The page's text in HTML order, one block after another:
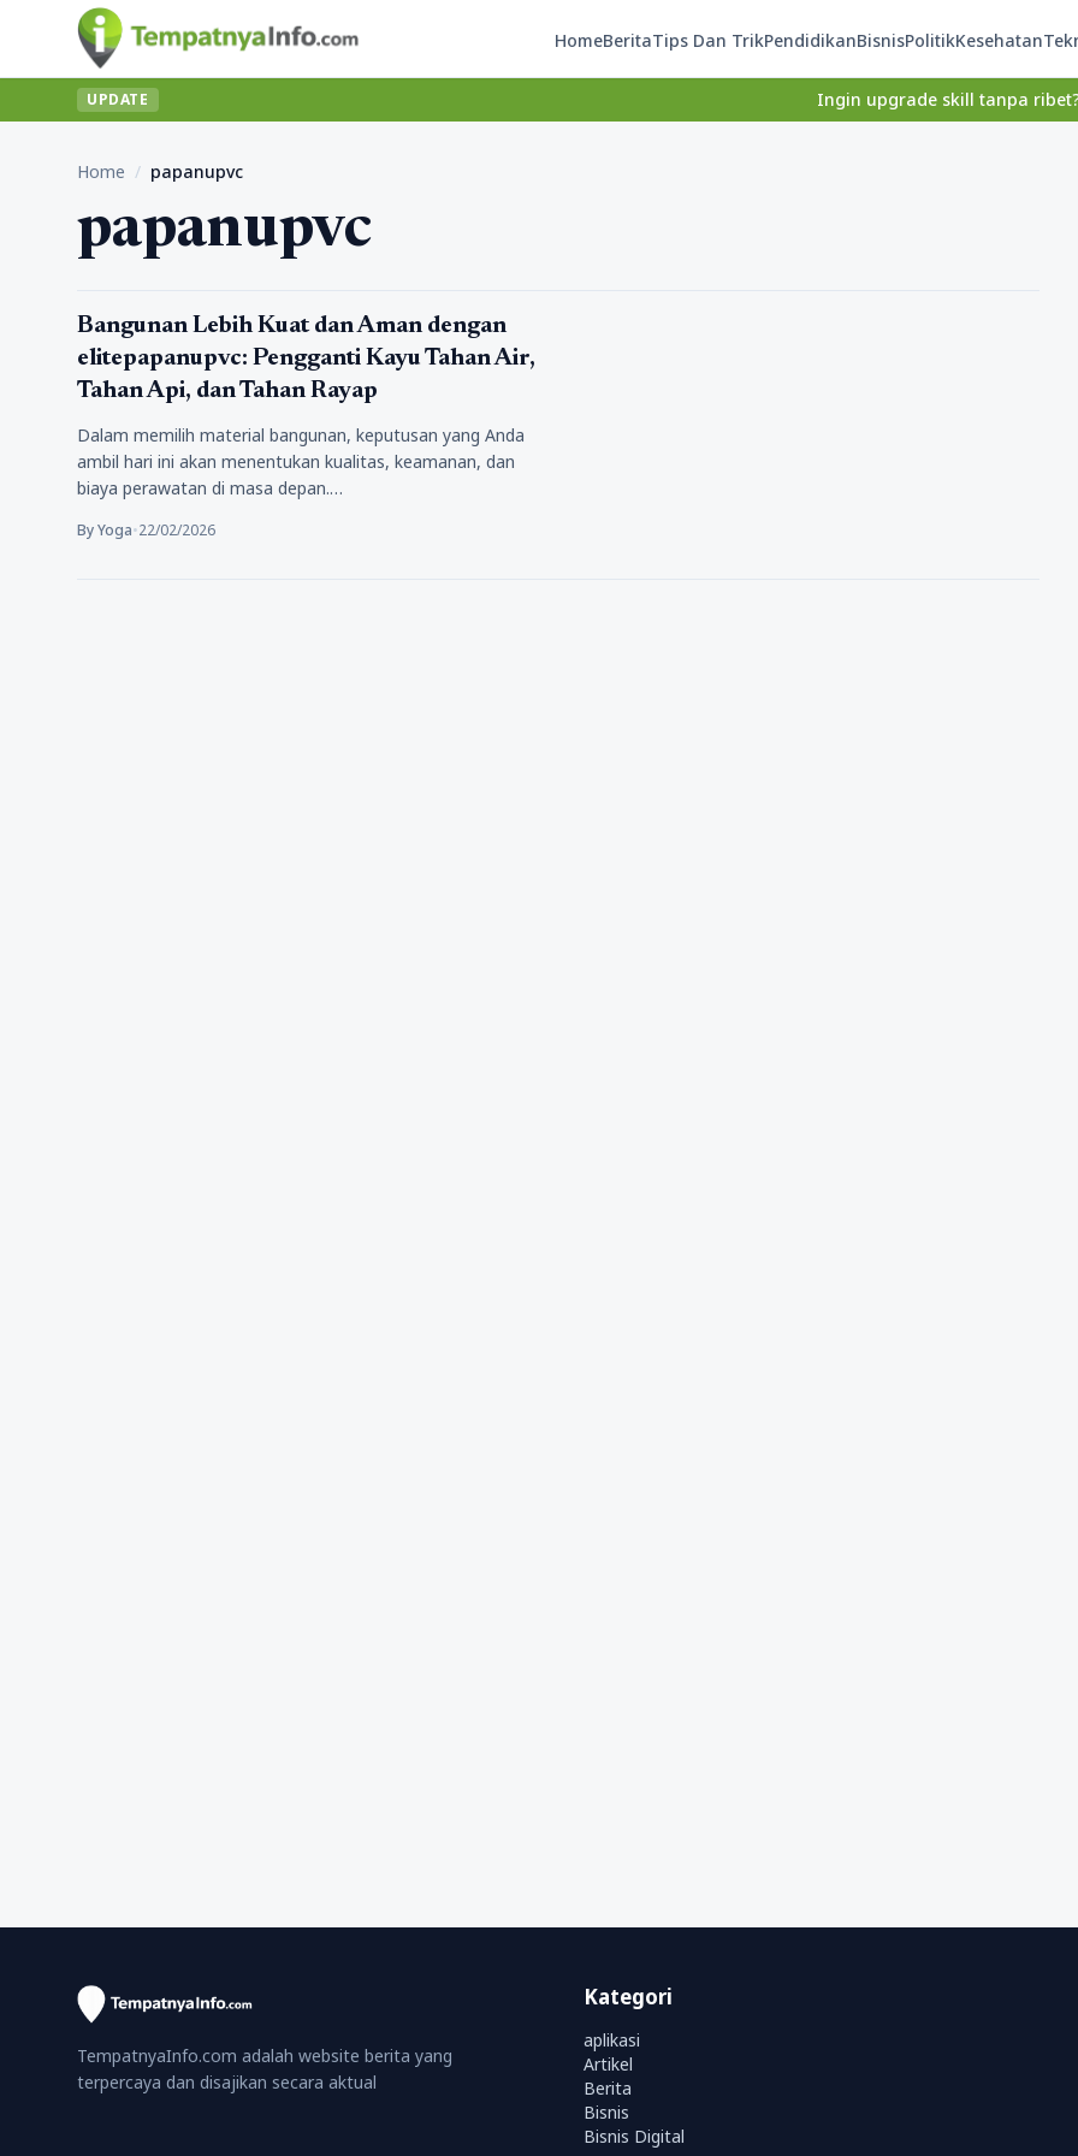
HomeBeritaTips Dan TrikPendidikanBisnisPolitikKesehatan
UPDATE Ingin upgrade skill tanpa ribet?
Home / papanupvc
papanupvc
jasa
Bangunan Lebih Kuat dan Aman dengan
elitepapanupvc: Pengganti Kayu Tahan Air,
Tahan Api, dan Tahan Rayap
Dalam memilih material bangunan, keputusan yang Anda
ambil hari ini akan menentukan kualitas, keamanan, dan
biaya perawatan di masa depan.…
By Yoga•22/02/2026
TempatnyaInfo.com adalah website berita yang
terpercaya dan disajikan secara aktual
Kategori
aplikasi
Artikel
Berita
Bisnis
Bisnis Digital